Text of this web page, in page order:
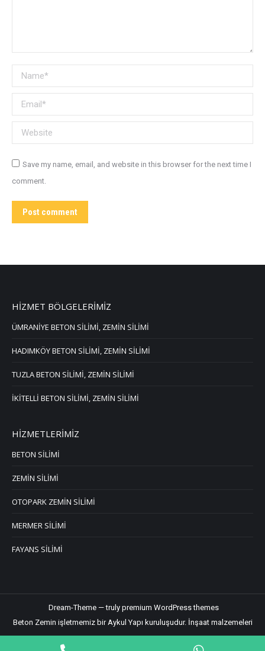
Name *
Email *
Website
Save my name, email, and website in this browser for the next time I
comment.
Post comment
HİZMET BÖLGELERİMİZ
ÜMRANİYE BETON SİLİMİ, ZEMİN SİLİMİ
HADIMKÖY BETON SİLİMİ, ZEMİN SİLİMİ
TUZLA BETON SİLİMİ, ZEMİN SİLİMİ
İKİTELLİ BETON SİLİMİ, ZEMİN SİLİMİ
HİZMETLERİMİZ
BETON SİLİMİ
ZEMİN SİLİMİ
OTOPARK ZEMİN SİLİMİ
MERMER SİLİMİ
FAYANS SİLİMİ
Dream-Theme — truly premium WordPress themes
Beton Zemin işletmemiz bir Aykul Yapı kuruluşudur. İnşaat malzemeleri